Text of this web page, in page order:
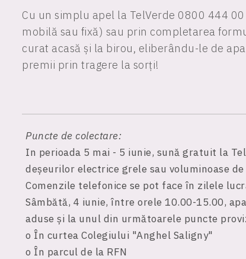
Cu un simplu apel la TelVerde 0800 444
mobilă sau fixă) sau prin completarea
curat acasă și la birou, eliberându-le de
premii prin tragere la sorți!
Puncte de colectare:
In perioada 5 mai - 5 iunie, sună gratuit la
deșeurilor electrice grele sau voluminoase
Comenzile telefonice se pot face în zilele
Sâmbătă, 4 iunie, între orele 10.00-15.00,
aduse și la unul din următoarele puncte
o În curtea Colegiului "Anghel Saligny"
o În parcul de la RFN